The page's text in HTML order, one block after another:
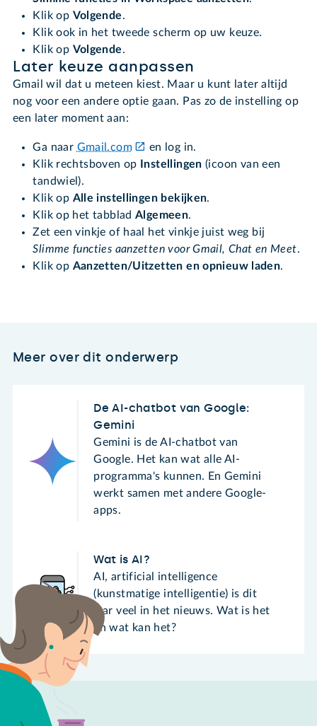
Klik op Volgende.
Klik ook in het tweede scherm op uw keuze.
Klik op Volgende.
Later keuze aanpassen
Gmail wil dat u meteen kiest. Maar u kunt later altijd
nog voor een andere optie gaan. Pas zo de instelling op
een later moment aan:
Ga naar Gmail.com
en log in.
Klik rechtsboven op
Instellingen (icoon van een
tandwiel).
Klik op Alle instellingen bekijken.
Klik op het tabbladAlgemeen.
Zet een vinkje of haal het vinkje juist weg bij
Slimme functies aanzetten voor Gmail, Chat en Meet.
Klik op Aanzetten/Uitzetten en opnieuw laden.
Meer over dit onderwerp
De AI-chatbot van Google:
Gemini
Gemini is de AI-chatbot van
Google. Het kan wat alle AI-
programma's kunnen. En Gemini
werkt samen met andere Google-
apps.
Wat is AI?
AI, artificial intelligence
(kunstmatige intelligentie) is dit
jaar veel in het nieuws. Wat is het
en wat kan het?